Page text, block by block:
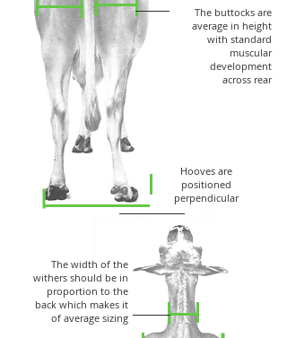
The width of the
withers should be in
proportion to the
back which makes it
of average sizing
The buttocks are
average in height
with standard
muscular
development
across rear
Hooves are
positioned
perpendicular